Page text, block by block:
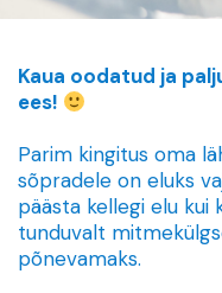
Kaua oodatud ja
ees!
Parim kingitus oma
sõpradele on eluks
päästa kellegi elu kui
tunduvalt
põnevamaks.